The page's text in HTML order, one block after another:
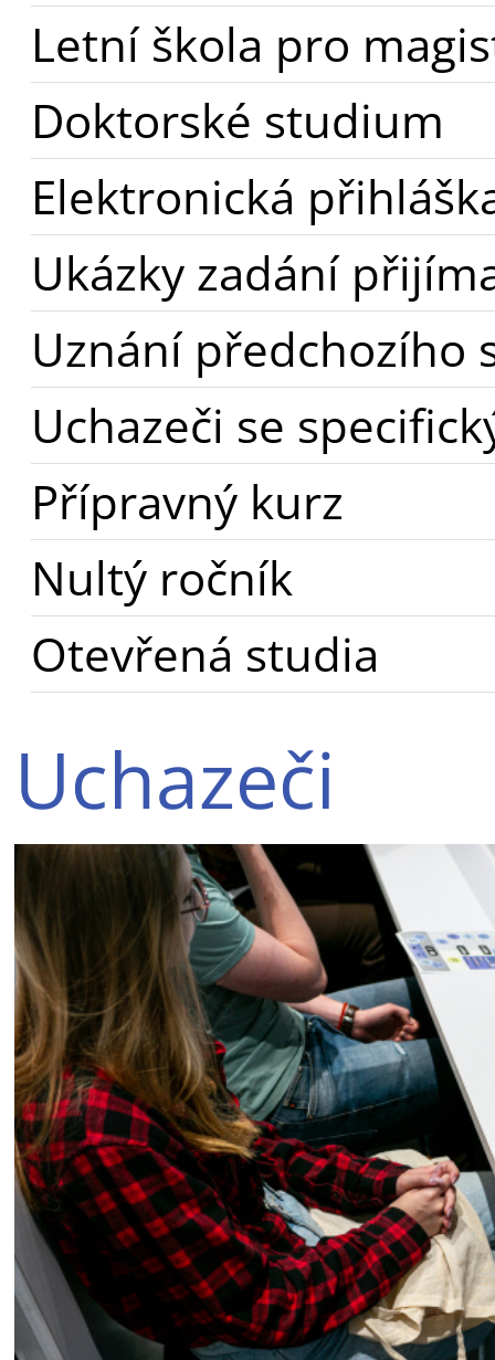
Letní škola pro
Doktorské studium
Elektronická
Ukázky zadání
Uznání předchozího
Uchazeči se
Přípravný kurz
Nultý ročník
Otevřená studia
Uchazeči